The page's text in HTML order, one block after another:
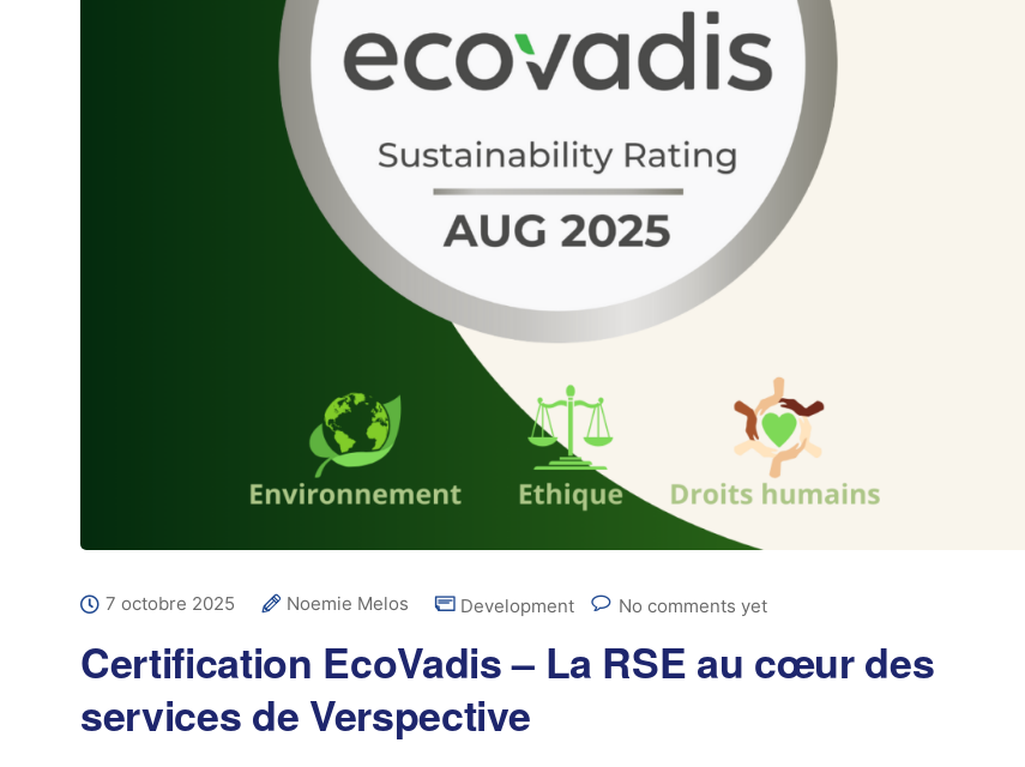
7 octobre 2025 Noemie Melos Development No comments yet
Certification EcoVadis – La RSE au cœur des
services de Verspective